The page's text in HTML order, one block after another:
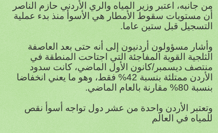
من جانبه، اعتبر وزير المياه والري الأردني حازم الناصر
أن مستويات سقوط الأمطار هي الأسوأ منذ بدء عملية
التسجيل قبل ستين عاما.
وأشار مسؤولون أردنيون إلى أنه حتى بعد العاصفة
الثلجية القوية المفاجئة التي اجتاحت المنطقة في
منتصف ديسمبر/كانون الأول الماضي، كانت سدود
الأردن ممتلئة بنسبة 42% فقط، وهو ما يعني انخفاضا
بنسبة 80% مقارنة بالعام الماضي.
وتعتبر الأردن واحدة من عشر دول تواجه أسوأ نقص
للمياه في العالم